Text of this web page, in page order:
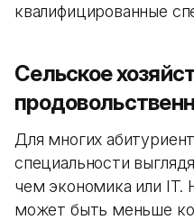
квалифицированные
Сельское
Для многих
специальности
чем экономика или IT.
может быть меньше